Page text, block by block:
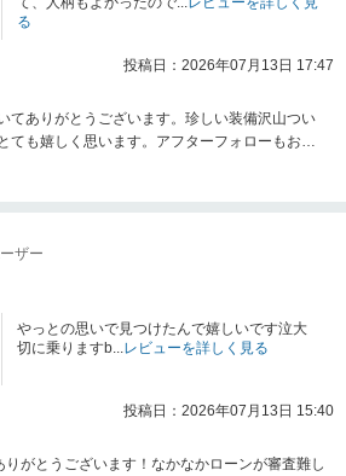
る
投稿日：2026年07月13日 17:47
てありがとうございます。珍しい装備沢山つい
ても嬉しく思います。アフターフォローもお任
ザー
やっとの思いで見つけたんで嬉しいです泣大
切に乗りますb...レビューを詳しく見る
投稿日：2026年07月13日 15:40
がとうございます！なかなかローンが審査難し